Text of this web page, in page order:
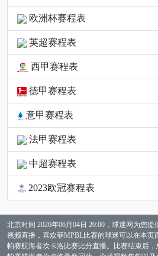
欧洲杯赛程表
英超赛程表
西甲赛程表
德甲赛程表
意甲赛程表
法甲赛程表
中超赛程表
2023欧冠赛程表
北京时间 2026年06月04日 20:00，球迷网为您
视频直播，喜欢菲MPBL比赛的球迷可以在本页
帕赛航海者坎卡洛比赛比分直播。比赛结束后